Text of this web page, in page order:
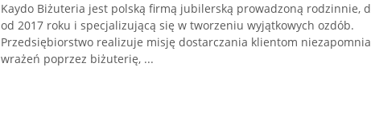
Kaydo Biżuteria jest polską firmą jubilerską prowadzoną rodzinnie,
od 2017 roku i specjalizującą się w tworzeniu wyjątkowych ozdób.
Przedsiębiorstwo realizuje misję dostarczania klientom
wrażeń poprzez biżuterię, ...